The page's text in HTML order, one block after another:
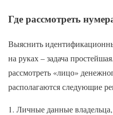
Где рассмотреть
Выяснить
на руках – задача
рассмотреть «лицо»
располагаются следующие
Личные данные